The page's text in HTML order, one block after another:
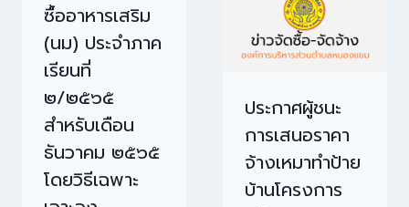
ซื้ออาหารเสริม
(นม) ประจำภาค
เรียนที่
๒/๒๕๖๕
สำหรับเดือน
ธันวาคม ๒๕๖๕
โดยวิธีเฉพาะ
ประกาศผู้ชนะ
การเสนอราคา
จ้างเหมาทำป้าย
บ้านโครงการ